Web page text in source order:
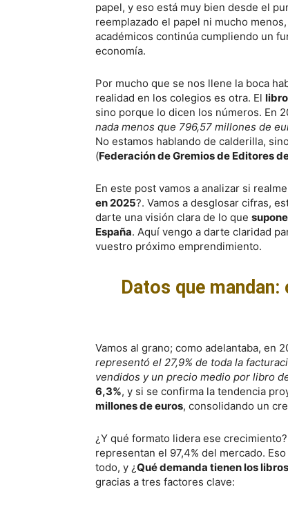
papel, y eso está muy bien desde el
reemplazado el papel ni mucho
académicos continúa cumpliendo un
economía.
Por mucho que se nos llene la boca
realidad en los colegios es otra. El
sino porque lo dicen los números. En
nada menos que 796,57 millones de
No estamos hablando de calderilla,
(Federación de Gremios de Editores
En este post vamos a analizar si
en 2025?. Vamos a desglosar cifras,
darte una visión clara de lo que
España. Aquí vengo a darte claridad
vuestro próximo emprendimiento.
Datos que
Vamos al grano; como adelantaba, en
representó el 27,9% de toda la
vendidos y un precio medio por libro
6,3%, y si se confirma la tendencia
millones de euros, consolidando un
¿Y qué formato lidera ese crecimiento?
representan el 97,4% del mercado.
todo, y ¿Qué demanda tienen los
gracias a tres factores clave: